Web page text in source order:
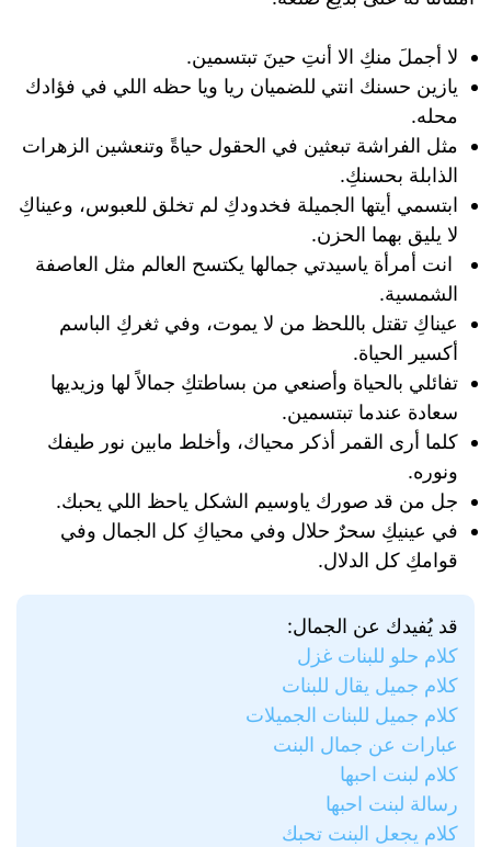
لا أجملَ منكِ الا أنتِ حينَ تبتسمين.
يازين حسنك انتي للضميان ريا ويا حظه اللي في فؤادك
محله.
مثل الفراشة تبعثين في الحقول حياةً وتنعشين الزهرات
الذابلة بحسنكِ.
ابتسمي أيتها الجميلة فخدودكِ لم تخلق للعبوس، وعيناكِ
لا يليق بهما الحزن.
انت أمرأة ياسيدتي جمالها يكتسح العالم مثل العاصفة
الشمسية.
عيناكِ تقتل باللحظ من لا يموت، وفي ثغركِ الباسم
أكسير الحياة.
تفائلي بالحياة وأصنعي من بساطتكِ جمالاً لها وزيديها
سعادة عندما تبتسمين.
كلما أرى القمر أذكر محياك، وأخلط مابين نور طيفك
ونوره.
جل من قد صورك ياوسيم الشكل ياحظ اللي يحبك.
في عينيكِ سحرٌ حلال وفي محياكِ كل الجمال وفي
قوامكِ كل الدلال.
قد يُفيدك عن الجمال:
كلام حلو للبنات غزل
كلام جميل يقال للبنات
كلام جميل للبنات الجميلات
عبارات عن جمال البنت
كلام لبنت احبها
رسالة لبنت احبها
كلام يجعل البنت تحبك